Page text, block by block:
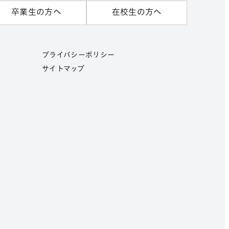
卒業生の方へ 在校生の方へ
プライバシーポリシー
サイトマップ